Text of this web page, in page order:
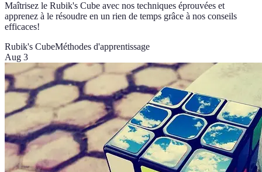
Maîtrisez le Rubik's Cube avec nos techniques éprouvées et
apprenez à le résoudre en un rien de temps grâce à nos conseils
efficaces!
Rubik's CubeMéthodes d'apprentissage
Aug 3